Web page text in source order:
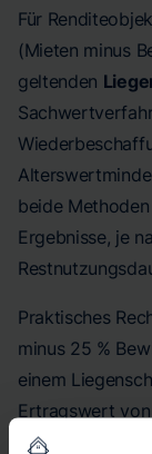
Für
(Mieten minus
geltenden
beide
Ergebnisse, je
Praktisches
minus 25 %
einem
Ertragswert